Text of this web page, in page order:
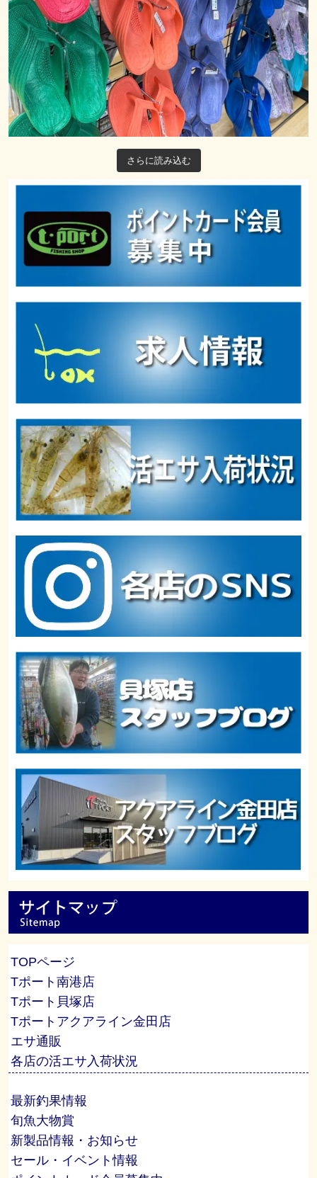
さらに読み込む
TOPページ
Tポート南港店
Tポート貝塚店
Tポートアクアライン金田店
エサ通販
各店の活エサ入荷状況
最新釣果情報
旬魚大物賞
新製品情報・お知らせ
セール・イベント情報